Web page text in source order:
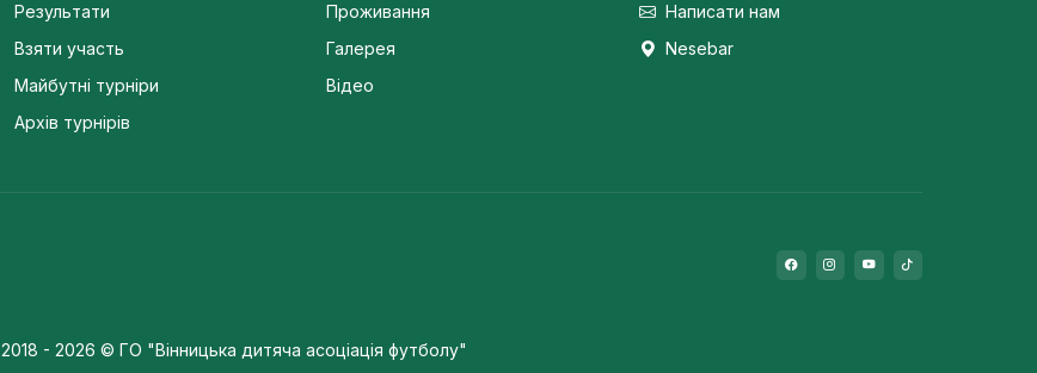
Результати
Взяти участь
Майбутні турніри
Архів турнірів
Проживання
Галерея
Відео
Написати нам
Nesebar
2018 - 2026 © ГО "Вінницька дитяча асоціація футболу"